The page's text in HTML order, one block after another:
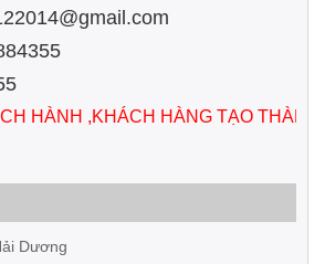
HÀNH ,KHÁCH HÀNG TẠO THÀNH
Dương